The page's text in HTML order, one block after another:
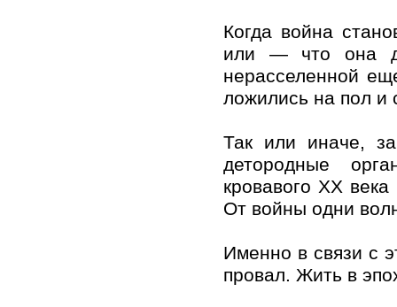
Когда война
или — что она
нерасселенной
ложились на пол и
Так или иначе,
детородные
кровавого ХХ
От войны одни
Именно в связи с
провал. Жить в